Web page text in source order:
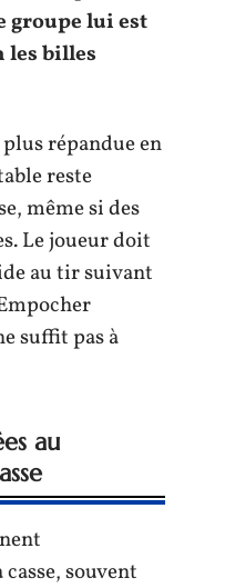
groupe lui est
les billes
répandue en
reste
même si des
Le joueur doit
au tir suivant
suffit pas à
au
souvent